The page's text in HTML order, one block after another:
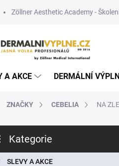
Zöllner Aesthetic Academy -
A AKCE DERMÁLNÍ
ZNAČKY CEBELIA NA
Kategorie
SLEVY A AKCE